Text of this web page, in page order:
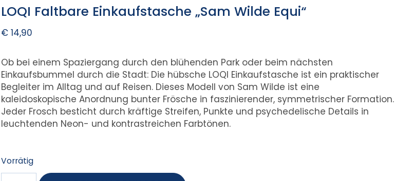
LOQI Faltbare Einkaufstasche „Sam Wilde Equi“
€ 14,90
Ob bei einem Spaziergang durch den blühenden Park oder beim nächsten
Einkaufsbummel durch die Stadt: Die hübsche LOQI Einkaufstasche ist ein praktischer
Begleiter im Alltag und auf Reisen. Dieses Modell von Sam Wilde ist eine
kaleidoskopische Anordnung bunter Frösche in faszinierender, symmetrischer Formation.
Jeder Frosch besticht durch kräftige Streifen, Punkte und psychedelische Details in
leuchtenden Neon- und kontrastreichen Farbtönen.
Vorrätig